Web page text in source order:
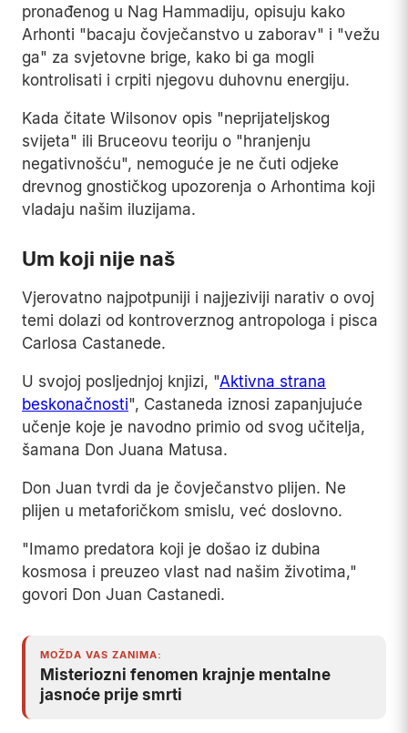
pronađenog u Nag Hammadiju, opisuju kako
Arhonti "bacaju čovječanstvo u zaborav" i "vežu
ga" za svjetovne brige, kako bi ga mogli
kontrolisati i crpiti njegovu duhovnu energiju.
Kada čitate Wilsonov opis "neprijateljskog
svijeta" ili Bruceovu teoriju o "hranjenju
negativnošću", nemoguće je ne čuti odjeke
drevnog gnostičkog upozorenja o Arhontima koji
vladaju našim iluzijama.
Um koji nije naš
Vjerovatno najpotpuniji i najjeziviji narativ o ovoj
temi dolazi od kontroverznog antropologa i pisca
Carlosa Castanede.
U svojoj posljednjoj knjizi, "Aktivna strana
beskonačnosti", Castaneda iznosi zapanjujuće
učenje koje je navodno primio od svog učitelja,
šamana Don Juana Matusa.
Don Juan tvrdi da je čovječanstvo plijen. Ne
plijen u metaforičkom smislu, već doslovno.
"Imamo predatora koji je došao iz dubina
kosmosa i preuzeo vlast nad našim životima,"
govori Don Juan Castanedi.
MOŽDA VAS ZANIMA:
Misteriozni fenomen krajnje mentalne
jasnoće prije smrti